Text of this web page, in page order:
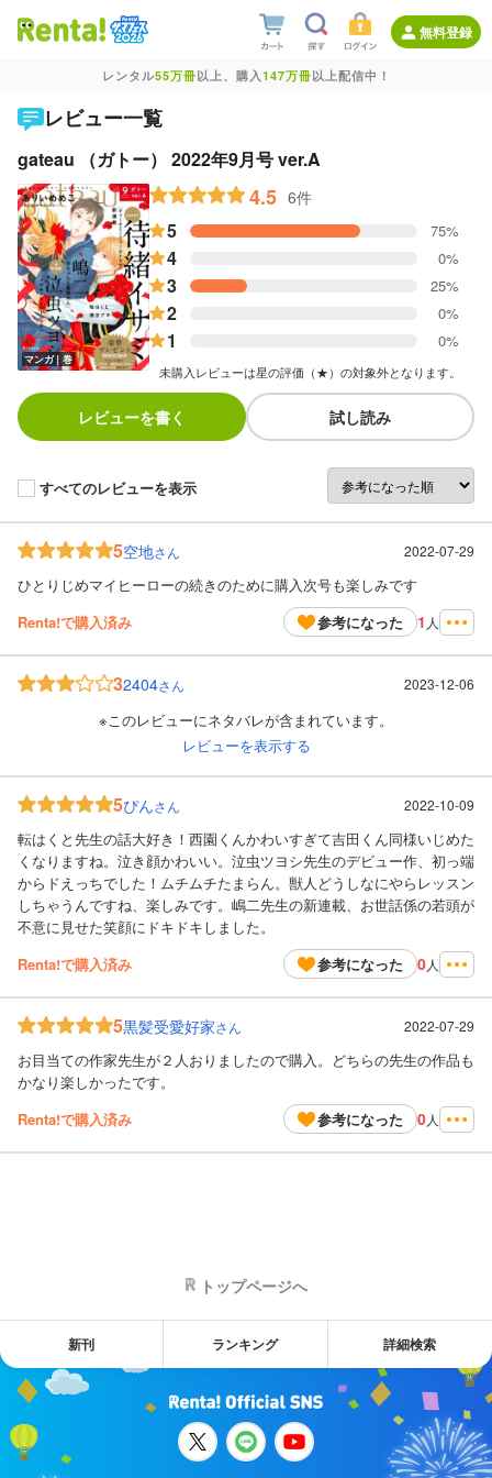
無料登録
レンタル55万冊以上、購入147万冊以上配信中！
レビュー一覧
gateau （ガトー） 2022年9月号 ver.A
マンガ｜巻
4.5 6件
5 75%
4 0%
3 25%
2 0%
1 0%
未購入レビューは星の評価（★）の対象外となります。
レビューを書く 試し読み
すべてのレビューを表示
5空地さん 2022-07-29
ひとりじめマイヒーローの続きのために購入次号も楽しみです
Renta!で購入済み
参考になった 1 人
32404さん 2023-12-06
※このレビューにネタバレが含まれています。
レビューを表示する
5ぴんさん 2022-10-09
転はくと先生の話大好き！西園くんかわいすぎて吉田くん同様いじめた
くなりますね。泣き顔かわいい。泣虫ツヨシ先生のデビュー作、初っ端
からドえっちでした！ムチムチたまらん。獣人どうしなにやらレッスン
しちゃうんですね、楽しみです。嶋二先生の新連載、お世話係の若頭が
不意に見せた笑顔にドキドキしました。
Renta!で購入済み
参考になった 0人
5黒髪受愛好家さん 2022-07-29
お目当ての作家先生が２人おりましたので購入。どちらの先生の作品も
かなり楽しかったです。
Renta!で購入済み
参考になった 0人
トップページへ
新刊 ランキング 詳細検索